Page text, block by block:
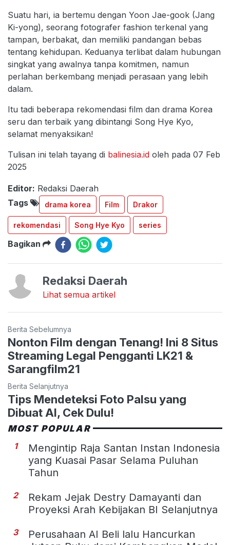
Suatu hari, ia bertemu dengan Yoon Jae-gook (Jang
Ki-yong), seorang fotografer fashion terkenal yang
tampan, berbakat, dan memiliki pandangan bebas
tentang kehidupan. Keduanya terlibat dalam hubungan
singkat yang awalnya tanpa komitmen, namun
perlahan berkembang menjadi perasaan yang lebih
dalam.
Itu tadi beberapa rekomendasi film dan drama Korea
seru dan terbaik yang dibintangi Song Hye Kyo,
selamat menyaksikan!
Tulisan ini telah tayang di balinesia.id oleh pada 07 Feb
2025
Editor: Redaksi Daerah
Tags
drama korea Film Drakor
rekomendasi Song Hye Kyo series
Bagikan
Redaksi Daerah
Lihat semua artikel
Berita Sebelumnya
Nonton Film dengan Tenang! Ini 8 Situs
Streaming Legal Pengganti LK21 &
Sarangfilm21
Berita Selanjutnya
Tips Mendeteksi Foto Palsu yang
Dibuat AI, Cek Dulu!
MOST POPULAR
1
Mengintip Raja Santan Instan Indonesia
yang Kuasai Pasar Selama Puluhan
Tahun
2
Rekam Jejak Destry Damayanti dan
Proyeksi Arah Kebijakan BI Selanjutnya
3
Perusahaan AI Beli lalu Hancurkan